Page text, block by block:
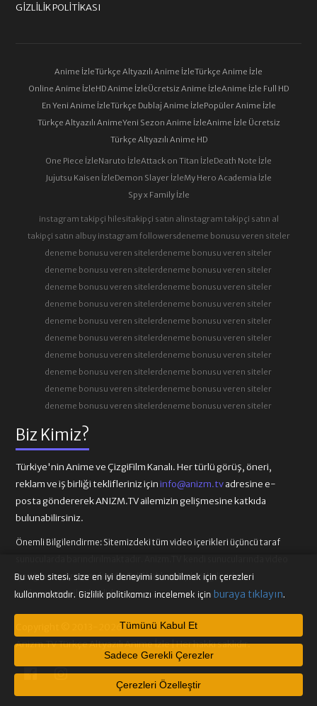
Biz Kimiz?
Türkiye'nin Anime ve ÇizgiFilm Kanalı. Her türlü görüş, öneri,
reklam ve iş birliği teklifleriniz içininfo@anizm.tvadresine e-
posta göndererek ANIZM.TV ailemizin gelişmesine katkıda
bulunabilirsiniz.
Önemli Bilgilendirme: Sitemizdeki tüm video içerikleri üçüncü taraf
içeriği barındırmamaktadır. Telif hakkı talepleri ilgili video
sağlayıcılarına iletilmelidir.
Copyright © 2013-2026
Anizm.TV Türkçe Altyazılı Anime İzle | Her hakkı saklıdır.
GIZLILIK POLITIKASI
Anime İzleTürkçe Altyazılı Anime İzleTürkçe Anime İzle
Online Anime İzleHD Anime İzleÜcretsiz Anime İzleAnime İzle Full HD
En Yeni Anime İzleTürkçe Dublaj Anime İzlePopüler Anime İzle
Türkçe Altyazılı AnimeYeni Sezon Anime İzleAnime İzle Ücretsiz
Türkçe Altyazılı Anime HD
One Piece İzleNaruto İzleAttack on Titan İzleDeath Note İzle
Jujutsu Kaisen İzleDemon Slayer İzleMy Hero Academia İzle
Spy x Family İzle
instagram takipçi hilesitakipçi satın alinstagram takipçi satın al
takipçi satın albuy instagram followersdeneme bonusu veren siteler
deneme bonusu veren sitelerdeneme bonusu veren siteler
deneme bonusu veren sitelerdeneme bonusu veren siteler
deneme bonusu veren sitelerdeneme bonusu veren siteler
deneme bonusu veren sitelerdeneme bonusu veren siteler
deneme bonusu veren sitelerdeneme bonusu veren siteler
deneme bonusu veren sitelerdeneme bonusu veren siteler
deneme bonusu veren sitelerdeneme bonusu veren siteler
deneme bonusu veren sitelerdeneme bonusu veren siteler
deneme bonusu veren sitelerdeneme bonusu veren siteler
deneme bonusu veren sitelerdeneme bonusu veren siteler
Bu web sitesi, size en iyi deneyimi sunabilmek için çerezleri
kullanmaktadır. Gizlilik politikamızı incelemek için buraya tıklayın.
Tümünü Kabul Et
Sadece Gerekli Çerezler
Çerezleri Özelleştir